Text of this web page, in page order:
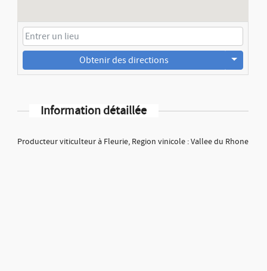
Obtenir des directions
Information détaillée
Producteur viticulteur à Fleurie, Region vinicole : Vallee du Rhone